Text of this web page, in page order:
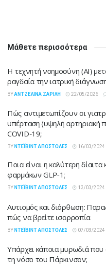
Μάθετε περισσότερα
Η τεχνητή νοημοσύνη (AI)
ραγδαία την ιατρική
BYΑΝΤΖΕΛΊΝΑ ΖΑΡΊΛΗ 22/05/2026
Πώς αντιμετωπίζουν οι
υπέρταση (υψηλή αρτηριακή
COVID-19;
BY ΝΤΈΙΒΙΝΤ ΑΠΟΣΤΌΛΕΣ 16/03/2024
Ποια είναι η καλύτερη
φαρμάκων GLP-1;
BY ΝΤΈΙΒΙΝΤ ΑΠΟΣΤΌΛΕΣ 13/03/2024
Αυτισμός και διόρθωση:
πώς να βρείτε ισορροπία
BY ΝΤΈΙΒΙΝΤ ΑΠΟΣΤΌΛΕΣ 07/03/2024
Υπάρχει κάποια μυρωδιά που
τη νόσο του Πάρκινσον;